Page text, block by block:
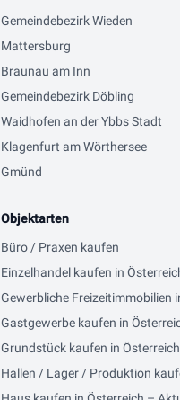
Gemeindebezirk Wieden
Mattersburg
Braunau am Inn
Gemeindebezirk Döbling
Waidhofen an der Ybbs Stadt
Klagenfurt am Wörthersee
Gmünd
Objektarten
Büro / Praxen kaufen
Einzelhandel kaufen in
Gewerbliche Freizeitimmobilien
Gastgewerbe kaufen in
Grundstück kaufen in
Hallen / Lager / Produktion